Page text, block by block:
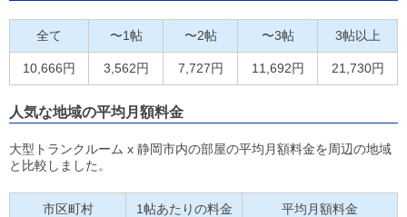
全て 〜1帖 〜2帖 〜3帖 3帖以上
10,666円 3,562円 7,727円 11,692円 21,730円
人気な地域の平均月額料金
大型トランクルーム x 静岡市内の部屋の平均月額料金を周辺の地域
と比較しました。
市区町村 1帖あたりの料金 平均月額料金